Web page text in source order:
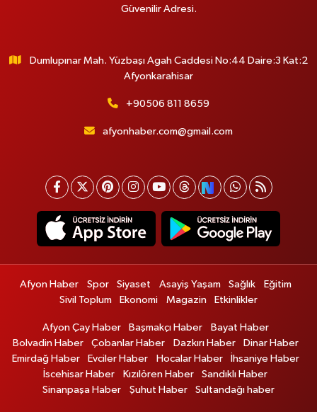
Güvenilir Adresi.
Dumlupınar Mah. Yüzbaşı Agah Caddesi No:44 Daire:3 Kat:2
Afyonkarahisar
+90506 811 8659
afyonhaber.com@gmail.com
Afyon Haber Spor Siyaset Asayiş Yaşam Sağlık
Eğitim
Sivil Toplum
Ekonomi Magazin Etkinlikler
Afyon Çay Haber Başmakçı Haber
Bayat Haber
Bolvadin Haber
Çobanlar Haber Dazkırı Haber
Dinar Haber
Emirdağ Haber
Evciler Haber Hocalar Haber
İhsaniye Haber
İscehisar Haber
Kızılören Haber
Sandıklı Haber
Sinanpaşa Haber
Şuhut Haber Sultandağı haber